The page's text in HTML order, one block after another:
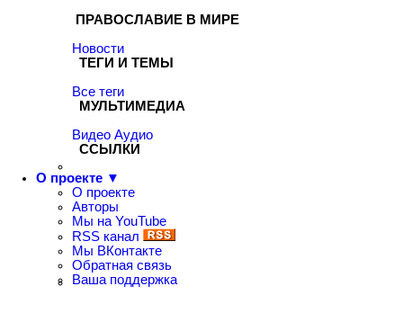
ПРАВОСЛАВИЕ В МИРЕ
Новости
ТЕГИ И ТЕМЫ
Все теги
МУЛЬТИМЕДИА
Видео Аудио
ССЫЛКИ
О проекте ▼
О проекте
Авторы
Мы на YouTube
RSS канал
Мы ВКонтакте
Обратная связь
Ваша поддержка